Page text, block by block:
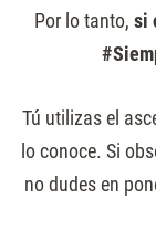
Por lo tanto, si
Tú utilizas el
lo conoce. Si
no dudes en